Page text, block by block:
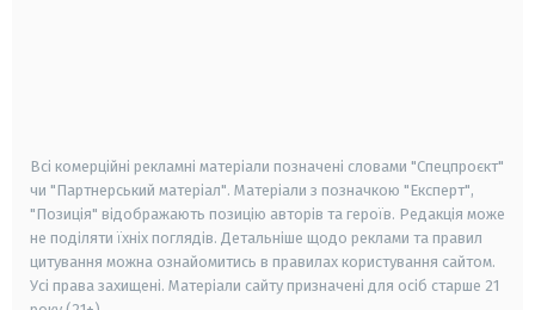
Всі комерційні рекламні матеріали позначені словами "Спецпроєкт"
чи "Партнерський матеріал". Матеріали з позначкою "Експерт",
"Позиція" відображають позицію авторів та героїв. Редакція може
не поділяти їхніх поглядів. Детальніше щодо реклами та правил
цитування можна ознайомитись в правилах користування сайтом.
Усі права захищені. Матеріали сайту призначені для осіб старше 21